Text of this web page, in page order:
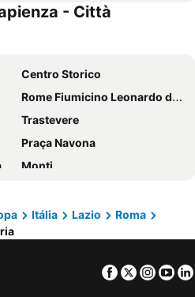
Excel Roma Montemario
Trilussa Palace Hotel Congress & Spa
Roma Palace Suite
Hotel Taormina
Hotel Villa Rosa
Grand Hotel Olympic
Hotel Galileo
Hotel Ripa Roma
LH Hotel Lloyd Roma
- Città
Centro Storico
Rome Fiumicino Leonardo da Vinci International Airport
Trastevere
Praça Navona
Monti
Prati
International Airport Roma Ciampino
Itália Lazio
Roma
Facebook
Twitter